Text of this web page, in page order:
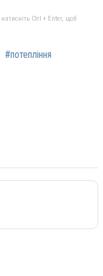
Ctrl + Enter, щоб
#потепління